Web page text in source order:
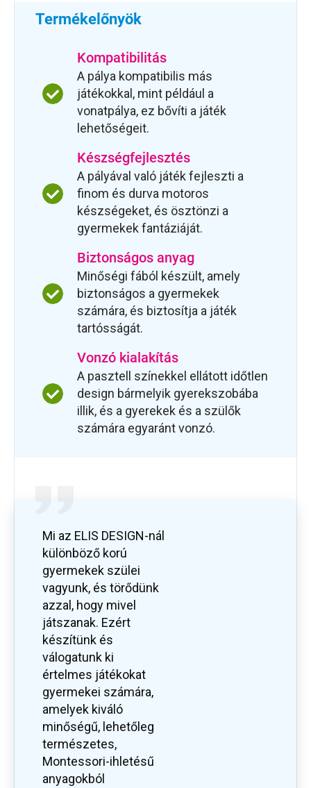
Termékelőnyök
Kompatibilitás
A pálya kompatibilis más
játékokkal, mint például a
vonatpálya, ez bővíti a játék
lehetőségeit.
Készségfejlesztés
A pályával való játék fejleszti a
finom és durva motoros
készségeket, és ösztönzi a
gyermekek fantáziáját.
Biztonságos anyag
Minőségi fából készült, amely
biztonságos a gyermekek
számára, és biztosítja a játék
tartósságát.
Vonzó kialakítás
A pasztell színekkel ellátott időtlen
design bármelyik gyerekszobába
illik, és a gyerekek és a szülők
számára egyaránt vonzó.
Mi az ELIS DESIGN-nál
különböző korú
gyermekek szülei
vagyunk, és törődünk
azzal, hogy mivel
játszanak. Ezért
készítünk és
válogatunk ki
értelmes játékokat
gyermekei számára,
amelyek kiváló
minőségű, lehetőleg
természetes,
Montessori-ihletésű
anyagokból